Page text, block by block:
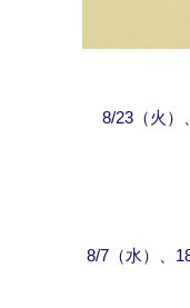
8/23（火）
8/7（水）、